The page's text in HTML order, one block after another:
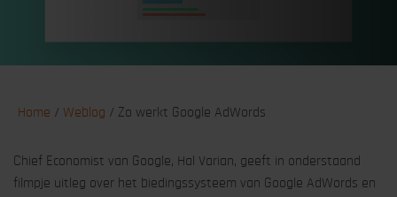
Home / Weblog / Zo werkt Google AdWords
Chief Economist van Google, Hal Varian, geeft in onderstaand
filmpje uitleg over het biedingssysteem van Google AdWords en